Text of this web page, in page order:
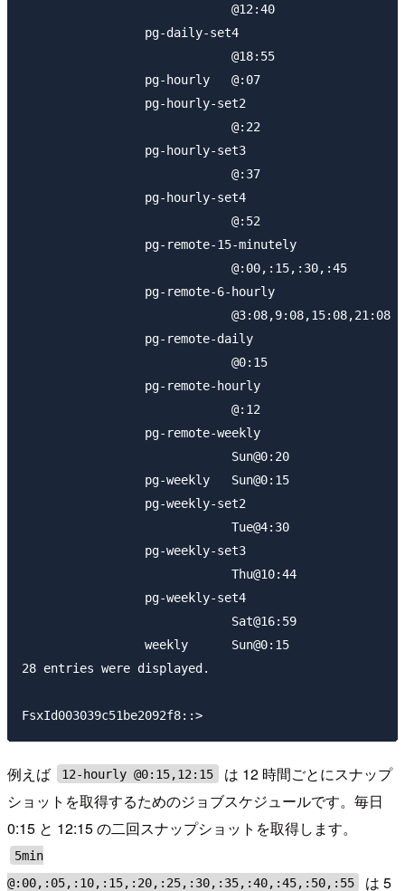
                             @12:40
                 pg-daily-set4
                             @18:55
                 pg-hourly   @:07
                 pg-hourly-set2
                             @:22
                 pg-hourly-set3
                             @:37
                 pg-hourly-set4
                             @:52
                 pg-remote-15-minutely
                             @:00,:15,:30,:45
                 pg-remote-6-hourly
                             @3:08,9:08,15:08,21:08
                 pg-remote-daily
                             @0:15
                 pg-remote-hourly
                             @:12
                 pg-remote-weekly
                             Sun@0:20
                 pg-weekly   Sun@0:15
                 pg-weekly-set2
                             Tue@4:30
                 pg-weekly-set3
                             Thu@10:44
                 pg-weekly-set4
                             Sat@16:59
                 weekly      Sun@0:15
28 entries were displayed.
例えば 12-hourly @0:15,12:15
は 12 時間ごとにスナップ
ショットを取得するためのジョブスケジュールです。毎日
0:15 と 12:15 の二回スナップショットを取得します。
5min
@:00,:05,:10,:15,:20,:25,:30,:35,:40,:45,:50,:55
は 5